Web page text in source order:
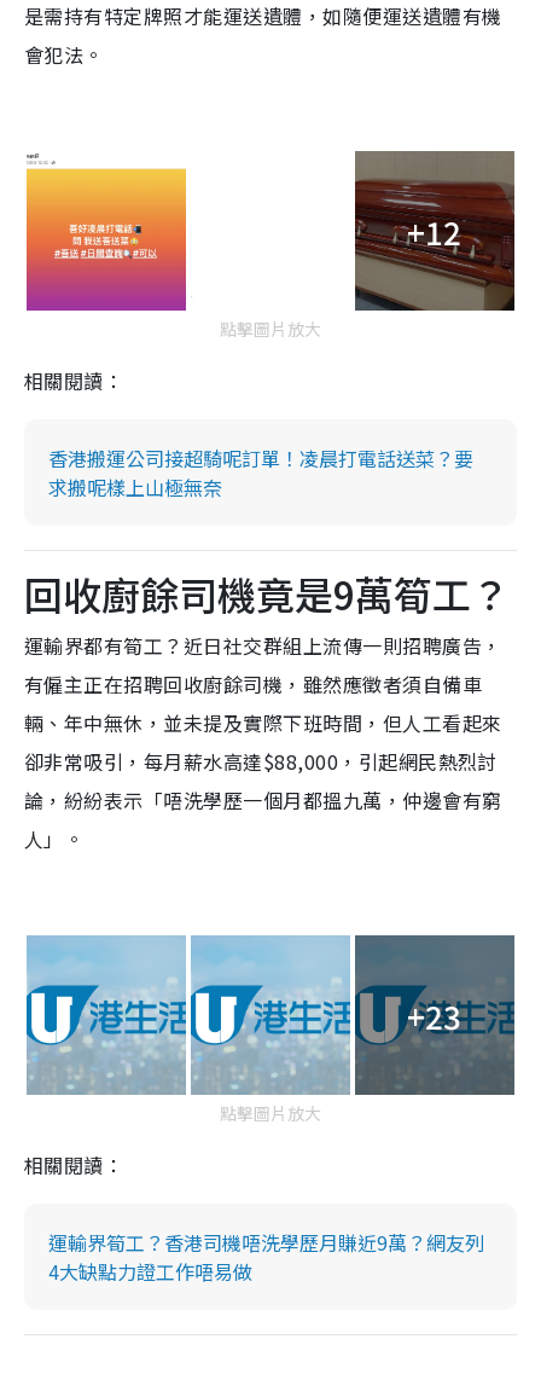
是需持有特定牌照才能運送遺體，如隨便運送遺體有機
會犯法。
+12
點擊圖片放大
相關閱讀：
香港搬運公司接超騎呢訂單！凌晨打電話送菜？要
求搬呢樣上山極無奈
回收廚餘司機竟是9萬筍工？
運輸界都有筍工？近日社交群組上流傳一則招聘廣告，
有僱主正在招聘回收廚餘司機，雖然應徵者須自備車
輛、年中無休，並未提及實際下班時間，但人工看起來
卻非常吸引，每月薪水高達$88,000，引起網民熱烈討
論，紛紛表示「唔洗學歷一個月都搵九萬，仲邊會有窮
人」。
+23
點擊圖片放大
相關閱讀：
運輸界筍工？香港司機唔洗學歷月賺近9萬？網友列
4大缺點力證工作唔易做